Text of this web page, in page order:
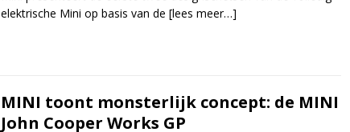
elektrische Mini op basis van de [lees meer…]
MINI toont monsterlijk concept: de MINI
John Cooper Works GP